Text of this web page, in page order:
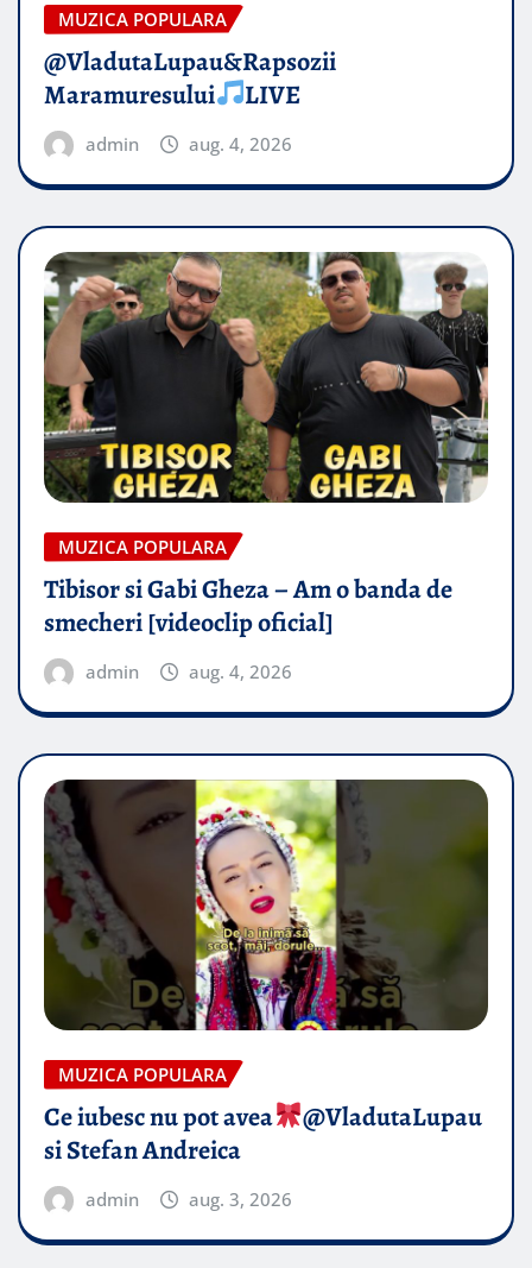
MUZICA POPULARA
@VladutaLupau&Rapsozii
Maramuresului
LIVE
admin aug. 4, 2026
MUZICA POPULARA
Tibisor si Gabi Gheza – Am o banda de
smecheri [videoclip oficial]
admin aug. 4, 2026
MUZICA POPULARA
Ce iubesc nu pot avea
​@VladutaLupau
si Stefan Andreica
admin aug. 3, 2026